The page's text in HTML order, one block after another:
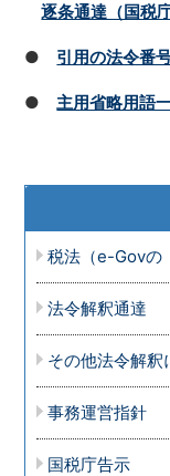
逐条通達（国税
● 引用の法令番
● 主用省略用語
税法（e-Govの
法令解釈通達
その他法令解釈
事務運営指針
国税庁告示